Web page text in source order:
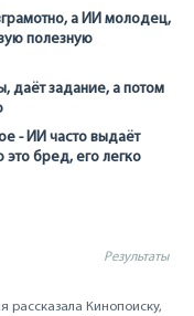
а ИИ молодец,
полезную
даёт задание, а потом
- ИИ часто выдаёт
бред, его легко
Результаты
рассказала Кинопоиску,